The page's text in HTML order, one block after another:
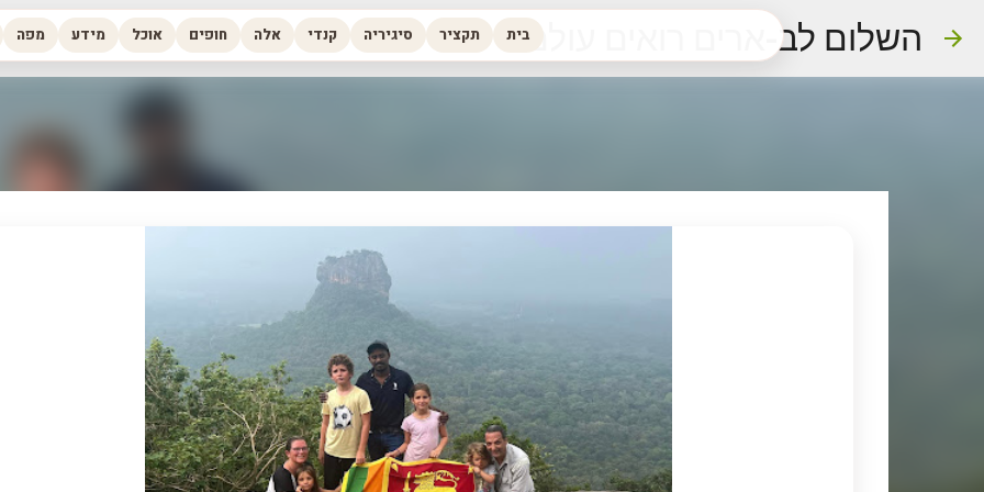
דילוג לתוכן הראשי השלום לב-ארים רואים עולםבית תקציר סיגיריה קנדי אלה חופים אוכל מידע מפה